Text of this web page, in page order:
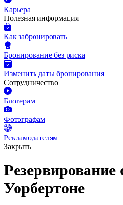
Карьера
Полезная информация
Как забронировать
Бронирование без риска
Изменить даты бронирования
Сотрудничество
Блогерам
Фотографам
Рекламодателям
Закрыть
Резервирование
Уорбертоне